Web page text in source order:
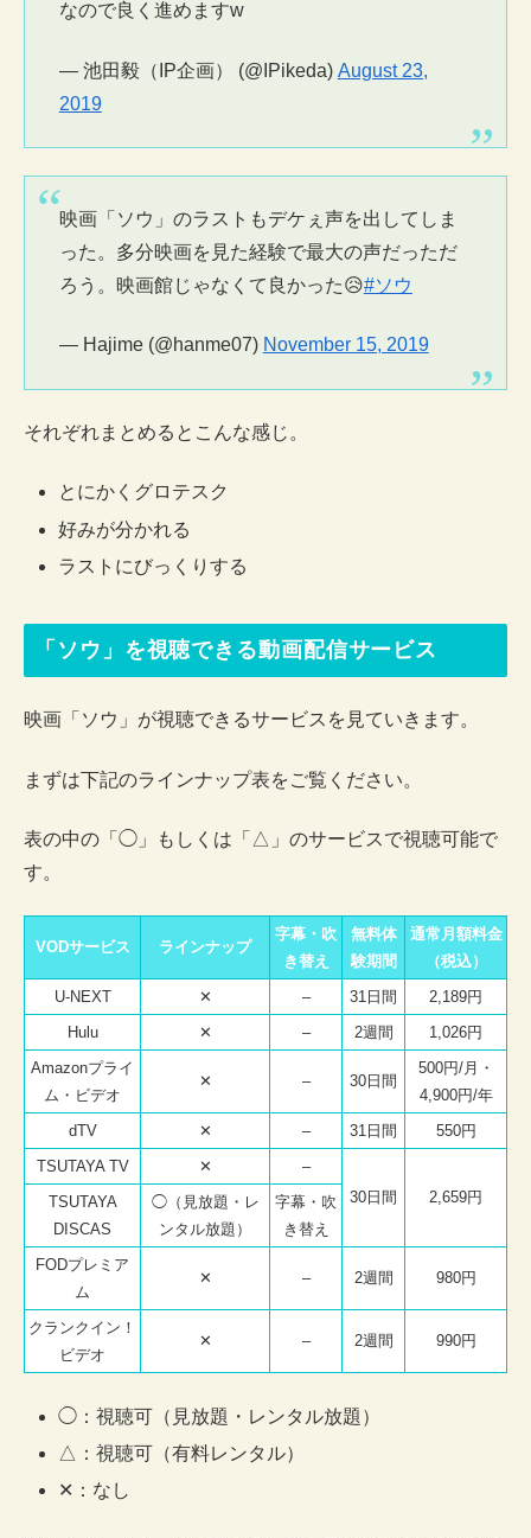
なので良く進めますw
— 池田毅（IP企画） (@IPikeda) August 23,
2019
映画「ソウ」のラストもデケぇ声を出してしま
った。多分映画を見た経験で最大の声だっただ
ろう。映画館じゃなくて良かった😥#ソウ
— Hajime (@hanme07) November 15, 2019
それぞれまとめるとこんな感じ。
とにかくグロテスク
好みが分かれる
ラストにびっくりする
「ソウ」を視聴できる動画配信サービス
映画「ソウ」が視聴できるサービスを見ていきます。
まずは下記のラインナップ表をご覧ください。
表の中の「◯」もしくは「△」のサービスで視聴可能で
す。
VODサービス ラインナップ
字幕・吹
き替え
無料体
験期間
通常月額料金
（税込）
U-NEXT
✕ – 31日間
2,189円
Hulu
✕ – 2週間
1,026円
Amazonプライ
ム・ビデオ
✕ – 30日間
500円/月・
4,900円/年
dTV
✕ – 31日間
550円
TSUTAYA TV
✕
–
30日間
2,659円
TSUTAYA
DISCAS
◯（見放題・レ
ンタル放題）
字幕・吹
き替え
FODプレミア
ム
✕ – 2週間 980円
クランクイン！
ビデオ
✕ – 2週間 990円
◯：視聴可（見放題・レンタル放題）
△：視聴可（有料レンタル）
✕：なし